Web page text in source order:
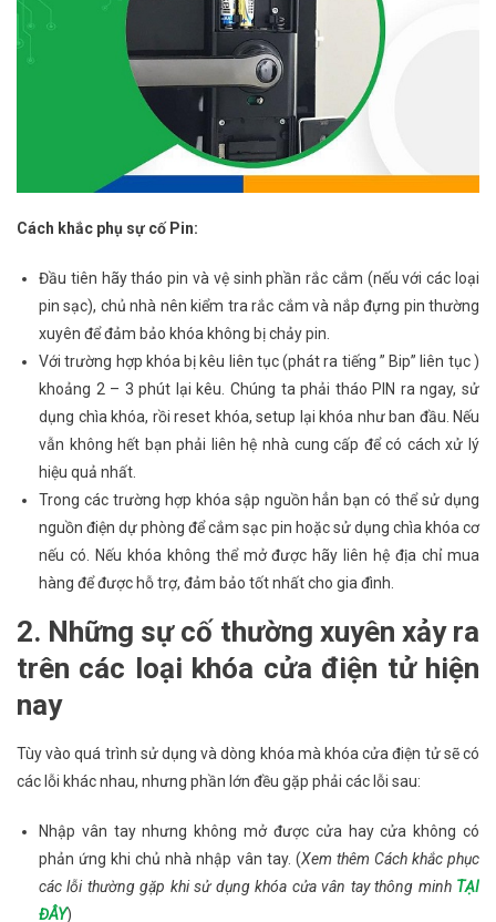
Cách khắc phụ sự cố Pin:
Đầu tiên hãy tháo pin và vệ sinh phần rắc cắm (nếu với các loại
pin sạc), chủ nhà nên kiểm tra rắc cắm và nắp đựng pin thường
xuyên để đảm bảo khóa không bị chảy pin.
Với trường hợp khóa bị kêu liên tục (phát ra tiếng ” Bip” liên tục )
khoảng 2 – 3 phút lại kêu. Chúng ta phải tháo PIN ra ngay, sử
dụng chìa khóa, rồi reset khóa, setup lại khóa như ban đầu. Nếu
vẫn không hết bạn phải liên hệ nhà cung cấp để có cách xử lý
hiệu quả nhất.
Trong các trường hợp khóa sập nguồn hẳn bạn có thể sử dụng
nguồn điện dự phòng để cắm sạc pin hoặc sử dụng chìa khóa cơ
nếu có. Nếu khóa không thể mở được hãy liên hệ địa chỉ mua
hàng để được hỗ trợ, đảm bảo tốt nhất cho gia đình.
2. Những sự cố thường xuyên xảy ra
trên các loại khóa cửa điện tử hiện
nay
Tùy vào quá trình sử dụng và dòng khóa mà khóa cửa điện tử sẽ có
các lỗi khác nhau, nhưng phần lớn đều gặp phải các lỗi sau:
Nhập vân tay nhưng không mở được cửa hay cửa không có
phản ứng khi chủ nhà nhập vân tay. (Xem thêm Cách khắc phục
các lỗi thường gặp khi sử dụng khóa cửa vân tay thông minh TẠI
ĐÂY)